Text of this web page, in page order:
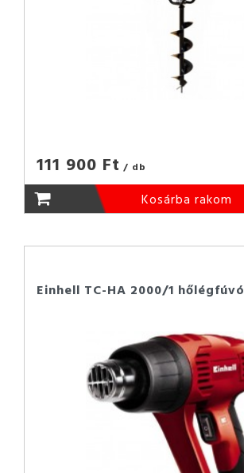
111 900 Ft / db
Kosárba rakom
Einhell TC-HA 2000/1 hőlégfúvó